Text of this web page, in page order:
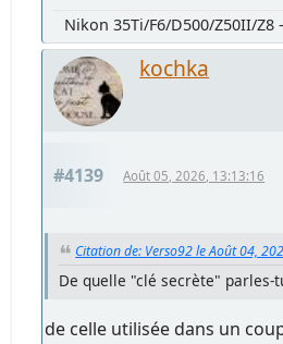
Nikon 35Ti/F6/D500/Z50II/Z8
kochka
#4139 Août 05, 2026, 13:13:16
Citation de: Verso92 le Août 04,
De quelle "clé secrète" parles-
de celle utilisée dans un